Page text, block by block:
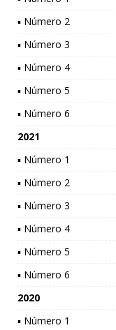
▪ Número 2
▪ Número 3
▪ Número 4
▪ Número 5
▪ Número 6
2021
▪ Número 1
▪ Número 2
▪ Número 3
▪ Número 4
▪ Número 5
▪ Número 6
2020
▪ Número 1